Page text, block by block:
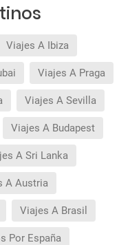
Viajes A Ibiza
Viajes A Praga
Viajes A Sevilla
Viajes A Budapest
A Sri Lanka
A Austria
Viajes A Brasil
Por España